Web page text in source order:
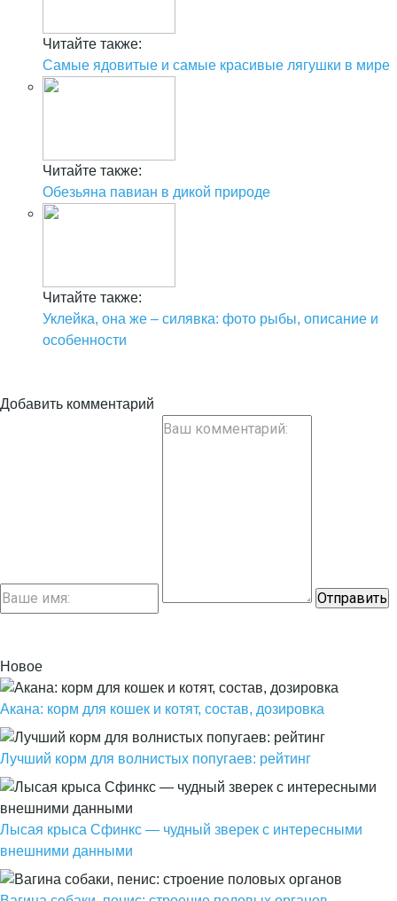
Читайте также:
Самые ядовитые и самые красивые лягушки в мире
Читайте также:
Обезьяна павиан в дикой природе
Читайте также:
Уклейка, она же – силявка: фото рыбы, описание и
особенности
Добавить комментарий
Новое
Акана: корм для кошек и котят, состав, дозировка
Лучший корм для волнистых попугаев: рейтинг
Лысая крыса Сфинкс — чудный зверек с интересными
внешними данными